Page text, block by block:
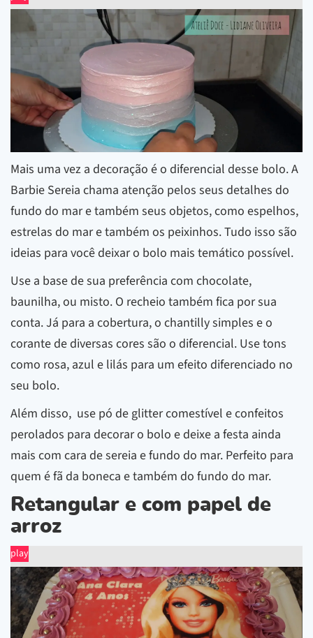
Mais uma vez a decoração é o diferencial desse bolo. A
Barbie Sereia chama atenção pelos seus detalhes do
fundo do mar e também seus objetos, como espelhos,
estrelas do mar e também os peixinhos. Tudo isso são
ideias para você deixar o bolo mais temático possível.
Use a base de sua preferência com chocolate,
baunilha, ou misto. O recheio também fica por sua
conta. Já para a cobertura, o chantilly simples e o
corante de diversas cores são o diferencial. Use tons
como rosa, azul e lilás para um efeito diferenciado no
seu bolo.
Além disso, use pó de glitter comestível e confeitos
perolados para decorar o bolo e deixe a festa ainda
mais com cara de sereia e fundo do mar. Perfeito para
quem é fã da boneca e também do fundo do mar.
Retangular e com papel de
arroz
play